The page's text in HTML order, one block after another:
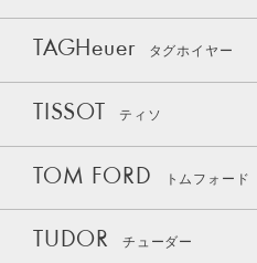
TAGHeuer タグホイヤー
TISSOT ティソ
TOM FORD トムフォード
TUDOR チューダー